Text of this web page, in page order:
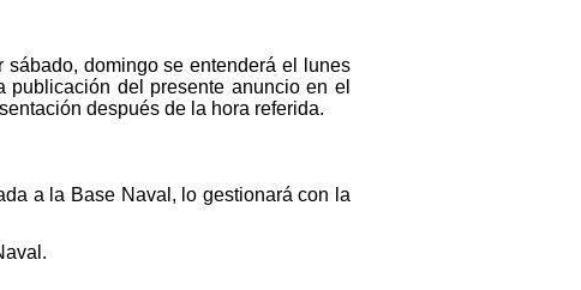
domingo se entenderá el lunes
del presente anuncio en el
después de la hora referida.
a la Base Naval, lo gestionará con la